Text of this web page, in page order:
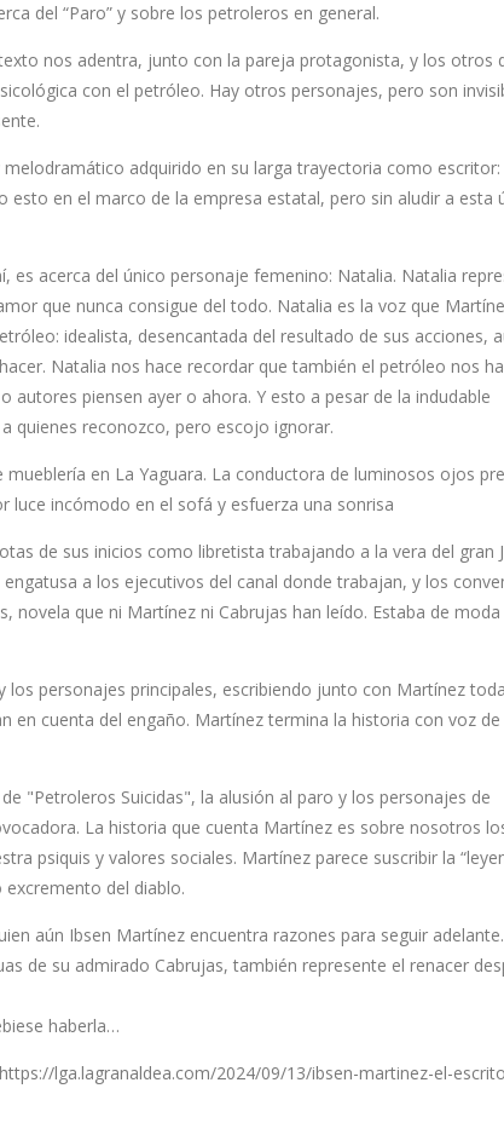
del “Paro” y sobre los petroleros en general.
nos adentra, junto con la pareja protagonista, y los otros
con el petróleo. Hay otros personajes, pero son
adquirido en su larga trayectoria como escritor:
en el marco de la empresa estatal, pero sin aludir a esta
es acerca del único personaje femenino: Natalia. Natalia
que nunca consigue del todo. Natalia es la voz que
idealista, desencantada del resultado de sus acciones,
Natalia nos hace recordar que también el petróleo nos ha
piensen ayer o ahora. Y esto a pesar de la indudable
quienes reconozco, pero escojo ignorar.
mueblería en La Yaguara. La conductora de luminosos ojos
luce incómodo en el sofá y esfuerza una sonrisa
de sus inicios como libretista trabajando a la vera del gran
a los ejecutivos del canal donde trabajan, y los
novela que ni Martínez ni Cabrujas han leído. Estaba de
personajes principales, escribiendo junto con Martínez
en cuenta del engaño. Martínez termina la historia con voz de
"Petroleros Suicidas", la alusión al paro y los personajes de
La historia que cuenta Martínez es sobre nosotros
psiquis y valores sociales. Martínez parece suscribir la
excremento del diablo.
aún Ibsen Martínez encuentra razones para seguir
de su admirado Cabrujas, también represente el renacer
haberla…
https://lga.lagranaldea.com/2024/09/13/ibsen-martinez-el-